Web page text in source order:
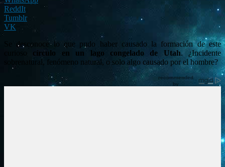
ReddIt
Tumblr
VK
Se desconoce lo que pudo haber causado la formación de este
círculo en un lago congelado de Utah. ¿Incidente
sobrenatural, fenómeno natural, o solo algo causado por el hombre?